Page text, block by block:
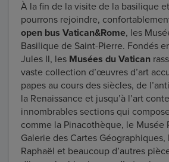
À la fin de la visite de la basilique
pourrons rejoindre,
open bus Vatican&Rome, les
Basilique de Saint-Pierre. Fondés
Jules II, les Musées du Vatican
vaste collection d’œuvres d’art
papes au cours des siècles, de
la Renaissance et jusqu’à l’art
innombrables sections qui
comme la Pinacothèque, le Musée
Galerie des Cartes Géographiques,
Raphaël et beaucoup d’autres